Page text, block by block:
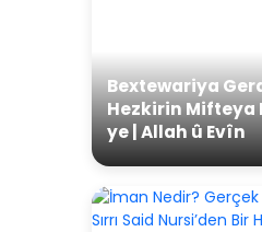
Bextewariya
Hezkirin Mifteya
ye | Allah û Evîn